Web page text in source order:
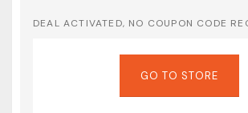
DEAL ACTIVATED, NO COUPON CODE
GO TO STORE